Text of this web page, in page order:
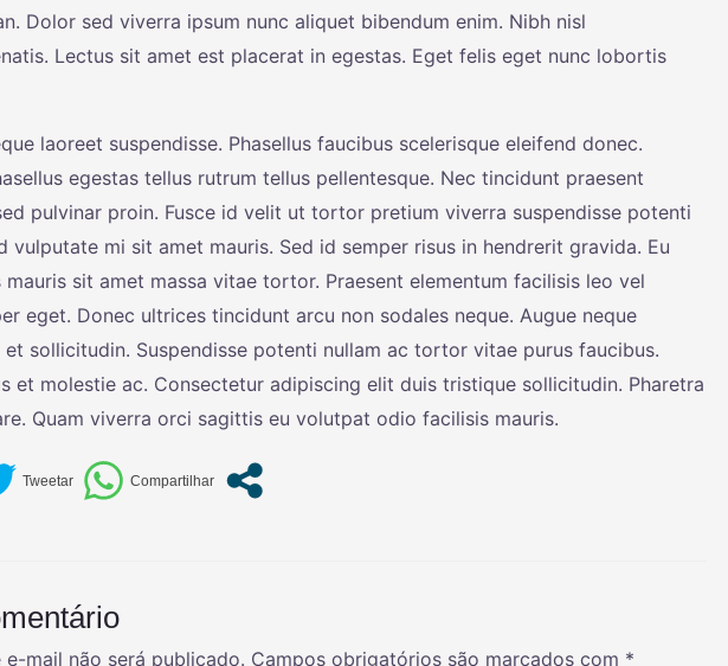
Dolor sed viverra ipsum nunc aliquet bibendum enim. Nibh nisl
Lectus sit amet est placerat in egestas. Eget felis eget nunc lobortis
laoreet suspendisse. Phasellus faucibus scelerisque eleifend donec.
egestas tellus rutrum tellus pellentesque. Nec tincidunt praesent
pulvinar proin. Fusce id velit ut tortor pretium viverra suspendisse potenti
vulputate mi sit amet mauris. Sed id semper risus in hendrerit gravida. Eu
sit amet massa vitae tortor. Praesent elementum facilisis leo vel
eget. Donec ultrices tincidunt arcu non sodales neque. Augue neque
sollicitudin. Suspendisse potenti nullam ac tortor vitae purus faucibus.
et molestie ac. Consectetur adipiscing elit duis tristique sollicitudin. Pharetra
Quam viverra orci sagittis eu volutpat odio facilisis mauris.
e-mail não será publicado. Campos obrigatórios são marcados com *